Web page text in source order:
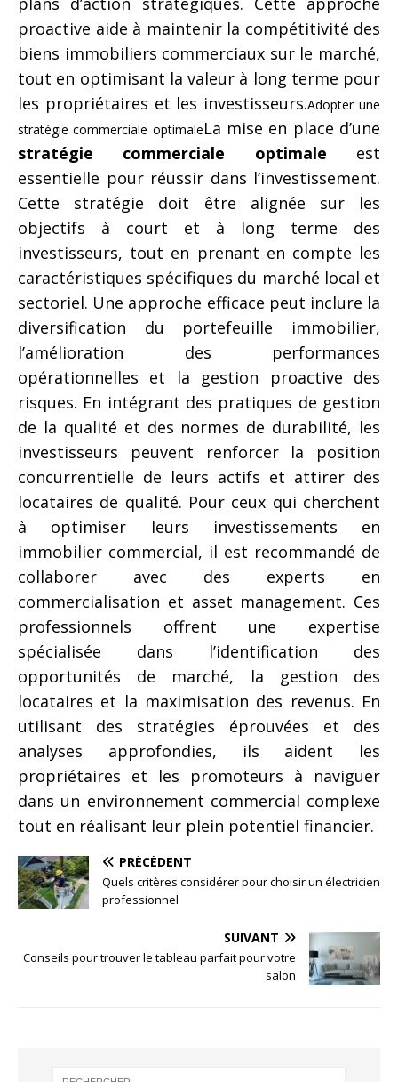
proactive aide à maintenir la compétitivité des
biens immobiliers commerciaux sur le marché,
tout en optimisant la valeur à long terme pour
les propriétaires et les investisseurs.Adopter une
stratégie commerciale optimaleLa mise en place d’une
stratégie commerciale optimale est
essentielle pour réussir dans l’investissement.
Cette stratégie doit être alignée sur les
objectifs à court et à long terme des
investisseurs, tout en prenant en compte les
caractéristiques spécifiques du marché local et
sectoriel. Une approche efficace peut inclure la
diversification du portefeuille immobilier,
l’amélioration des performances
opérationnelles et la gestion proactive des
risques. En intégrant des pratiques de gestion
de la qualité et des normes de durabilité, les
investisseurs peuvent renforcer la position
concurrentielle de leurs actifs et attirer des
locataires de qualité. Pour ceux qui cherchent
à optimiser leurs investissements en
immobilier commercial, il est recommandé de
collaborer avec des experts en
commercialisation et asset management. Ces
professionnels offrent une expertise
spécialisée dans l’identification des
opportunités de marché, la gestion des
locataires et la maximisation des revenus. En
utilisant des stratégies éprouvées et des
analyses approfondies, ils aident les
propriétaires et les promoteurs à naviguer
dans un environnement commercial complexe
tout en réalisant leur plein potentiel financier.
PRÉCÉDENT
Quels critères considérer pour choisir un électricien
professionnel
SUIVANT
Conseils pour trouver le tableau parfait pour votre
salon